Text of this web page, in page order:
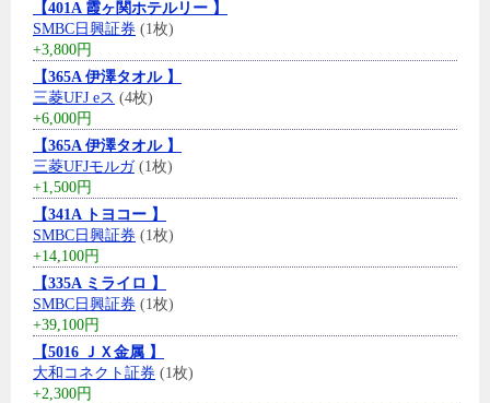
【401A 霞ヶ関ホテルリー 】
SMBC日興証券 (1枚)
+3,800円
【365A 伊澤タオル 】
三菱UFJ eス (4枚)
+6,000円
【365A 伊澤タオル 】
三菱UFJモルガ(1枚)
+1,500円
【341A トヨコー 】
SMBC日興証券 (1枚)
+14,100円
【335A ミライロ 】
SMBC日興証券 (1枚)
+39,100円
【5016 ＪＸ金属 】
大和コネクト証券 (1枚)
+2,300円